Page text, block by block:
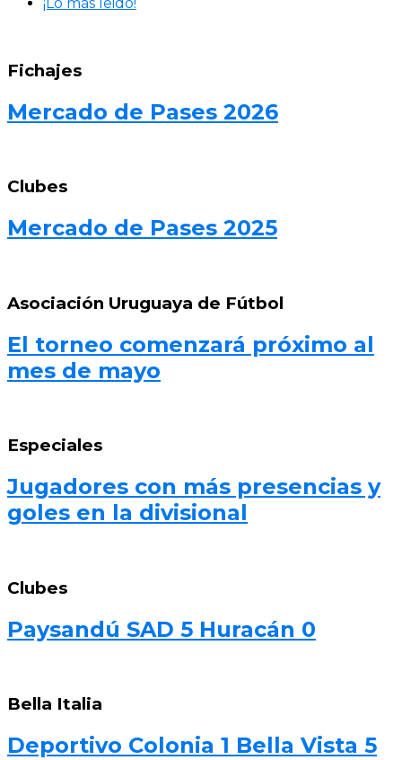
Fichajes
Mercado de Pases 2026
Clubes
Mercado de Pases 2025
Asociación Uruguaya de Fútbol
El torneo comenzará próximo al
mes de mayo
Especiales
Jugadores con más presencias y
goles en la divisional
Clubes
Paysandú SAD 5 Huracán 0
Bella Italia
Deportivo Colonia 1 Bella Vista 5